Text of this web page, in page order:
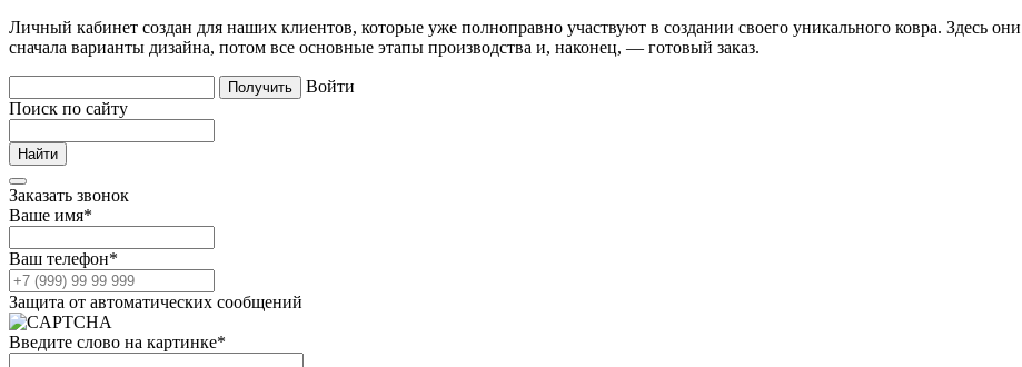
Личный кабинет создан для наших клиентов, которые уже полноправно участвуют в создании своего уникального ковра. Здесь
сначала варианты дизайна, потом все основные этапы производства и, наконец, — готовый заказ.
Войти
Поиск по сайту
Заказать звонок
Ваше имя*
Ваш телефон*
Защита от автоматических сообщений
Введите слово на картинке*